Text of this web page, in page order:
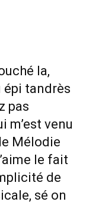
la,
épi tandrès
pas
m’est venu
Mélodie
le fait
de
sé on